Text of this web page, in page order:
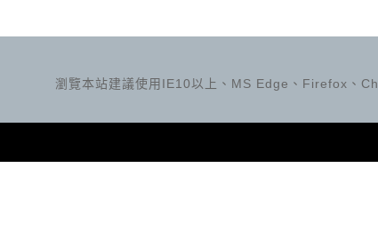
瀏覽本站建議使用IE10以上、MS Edge、Firefox、